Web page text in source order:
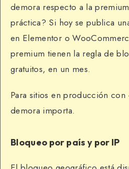
demora respecto a la
práctica? Si hoy se publica
en Elementor o
premium tienen la regla de
gratuitos, en un mes.
Para sitios en producción con
demora importa.
Bloqueo por país y por IP